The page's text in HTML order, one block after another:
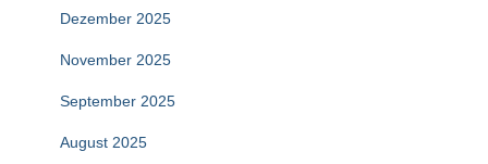
Dezember 2025
November 2025
September 2025
August 2025